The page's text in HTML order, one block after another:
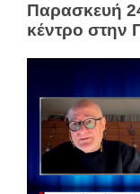
Παρασκευή
κέντρο στην